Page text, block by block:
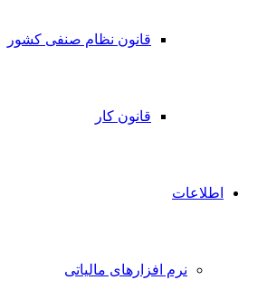
قانون نظام صنفی کشور
قانون کار
اطلاعات
نرم افزارهای مالیاتی